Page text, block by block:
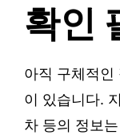
확인
아직 구체적인
이 있습니다.
차 등의 정보